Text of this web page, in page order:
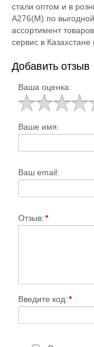
стали оптом и в
A276(М) по
ассортимент
сервис в
Добавить отзыв
Ваша оценка:
Ваше имя:
Ваш email:
Отзыв:*
Введите код:*